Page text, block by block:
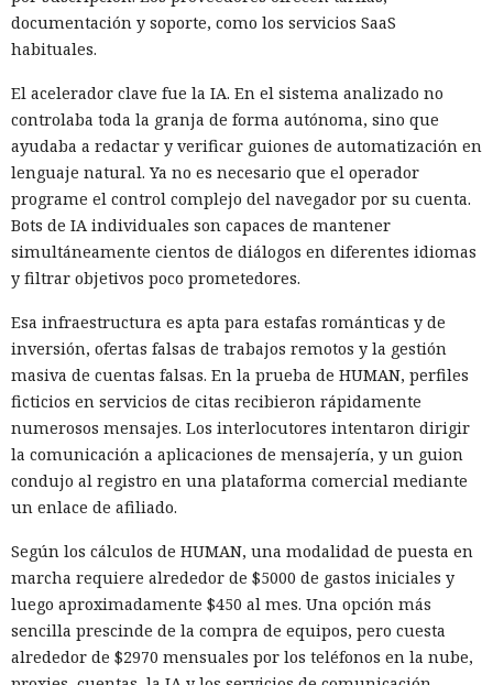
documentación y soporte, como los servicios SaaS
habituales.
El acelerador clave fue la IA. En el sistema analizado no
controlaba toda la granja de forma autónoma, sino que
ayudaba a redactar y verificar guiones de automatización en
lenguaje natural. Ya no es necesario que el operador
programe el control complejo del navegador por su cuenta.
Bots de IA individuales son capaces de mantener
simultáneamente cientos de diálogos en diferentes idiomas
y filtrar objetivos poco prometedores.
Esa infraestructura es apta para estafas románticas y de
inversión, ofertas falsas de trabajos remotos y la gestión
masiva de cuentas falsas. En la prueba de HUMAN, perfiles
ficticios en servicios de citas recibieron rápidamente
numerosos mensajes. Los interlocutores intentaron dirigir
la comunicación a aplicaciones de mensajería, y un guion
condujo al registro en una plataforma comercial mediante
un enlace de afiliado.
Según los cálculos de HUMAN, una modalidad de puesta en
marcha requiere alrededor de $5000 de gastos iniciales y
luego aproximadamente $450 al mes. Una opción más
sencilla prescinde de la compra de equipos, pero cuesta
alrededor de $2970 mensuales por los teléfonos en la nube,